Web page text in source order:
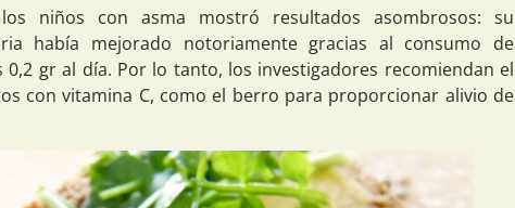
niños con asma mostró resultados asombrosos: su
había mejorado notoriamente gracias al consumo de
0,2 gr al día. Por lo tanto, los investigadores recomiendan el
con vitamina C, como el berro para proporcionar alivio de